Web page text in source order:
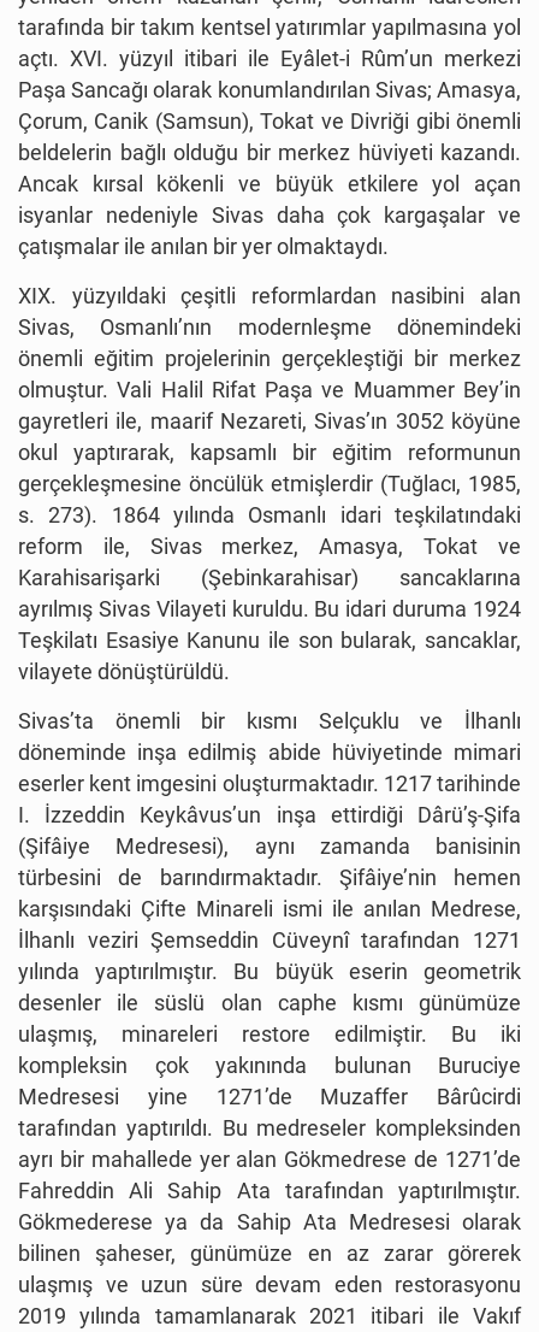
tarafında bir takım kentsel yatırımlar yapılmasına yol
açtı. XVI. yüzyıl itibari ile Eyâlet-i Rûm’un merkezi
Paşa Sancağı olarak konumlandırılan Sivas; Amasya,
Çorum, Canik (Samsun), Tokat ve Divriği gibi önemli
beldelerin bağlı olduğu bir merkez hüviyeti kazandı.
Ancak kırsal kökenli ve büyük etkilere yol açan
isyanlar nedeniyle Sivas daha çok kargaşalar ve
çatışmalar ile anılan bir yer olmaktaydı.
XIX. yüzyıldaki çeşitli reformlardan nasibini alan
Sivas, Osmanlı’nın modernleşme dönemindeki
önemli eğitim projelerinin gerçekleştiği bir merkez
olmuştur. Vali Halil Rifat Paşa ve Muammer Bey’in
gayretleri ile, maarif Nezareti, Sivas’ın 3052 köyüne
okul yaptırarak, kapsamlı bir eğitim reformunun
gerçekleşmesine öncülük etmişlerdir (Tuğlacı, 1985,
s. 273). 1864 yılında Osmanlı idari teşkilatındaki
reform ile, Sivas merkez, Amasya, Tokat ve
Karahisarişarki (Şebinkarahisar) sancaklarına
ayrılmış Sivas Vilayeti kuruldu. Bu idari duruma 1924
Teşkilatı Esasiye Kanunu ile son bularak, sancaklar,
vilayete dönüştürüldü.
Sivas’ta önemli bir kısmı Selçuklu ve İlhanlı
döneminde inşa edilmiş abide hüviyetinde mimari
eserler kent imgesini oluşturmaktadır. 1217 tarihinde
I. İzzeddin Keykâvus’un inşa ettirdiği Dârü’ş-Şifa
(Şifâiye Medresesi), aynı zamanda banisinin
türbesini de barındırmaktadır. Şifâiye’nin hemen
karşısındaki Çifte Minareli ismi ile anılan Medrese,
İlhanlı veziri Şemseddin Cüveynî tarafından 1271
yılında yaptırılmıştır. Bu büyük eserin geometrik
desenler ile süslü olan caphe kısmı günümüze
ulaşmış, minareleri restore edilmiştir. Bu iki
kompleksin çok yakınında bulunan Buruciye
Medresesi yine 1271’de Muzaffer Bârûcirdi
tarafından yaptırıldı. Bu medreseler kompleksinden
ayrı bir mahallede yer alan Gökmedrese de 1271’de
Fahreddin Ali Sahip Ata tarafından yaptırılmıştır.
Gökmederese ya da Sahip Ata Medresesi olarak
bilinen şaheser, günümüze en az zarar görerek
ulaşmış ve uzun süre devam eden restorasyonu
2019 yılında tamamlanarak 2021 itibari ile Vakıf